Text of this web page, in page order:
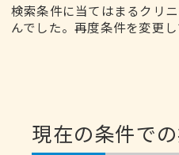
検索条件に当てはまるクリ
んでした。再度条件を変更し
現在の条件で